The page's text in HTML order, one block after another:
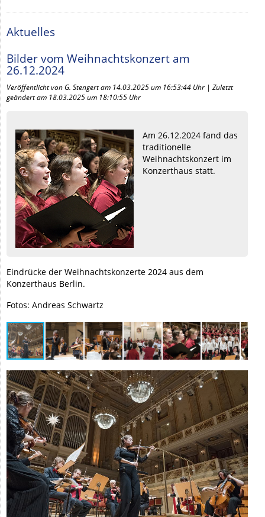
Aktuelles
Bilder vom Weihnachtskonzert am
26.12.2024
Veröffentlicht von G. Stengert am 14.03.2025 um 16:53:44 Uhr | Zuletzt
geändert am 18.03.2025 um 18:10:55 Uhr
Am 26.12.2024 fand das
traditionelle
Weihnachtskonzert im
Konzerthaus statt.
Eindrücke der Weihnachtskonzerte 2024 aus dem
Konzerthaus Berlin.
Fotos: Andreas Schwartz